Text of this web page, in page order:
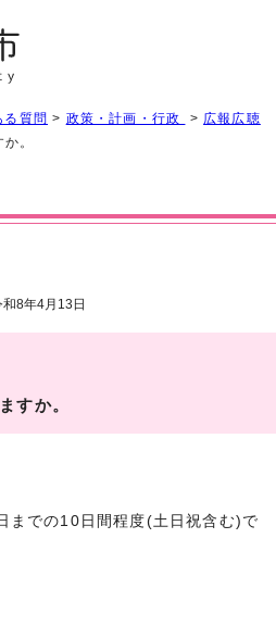
る質問 > 政策・計画・行政 > 広報広聴
。
8年4月13日
すか。
までの10日間程度(土日祝含む)で